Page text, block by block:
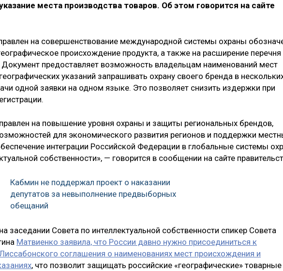
места производства товаров. Об этом говорится на сайте
на совершенствование международной системы охраны
происхождение продукта, а также на расширение перечня
предоставляет возможность владельцам наименований мест
указаний запрашивать охрану своего бренда в
одной заявки на одном языке. Это позволяет снизить издержки при
на повышение уровня охраны и защиты региональных брендов,
для экономического развития регионов и поддержки
интеграции Российской Федерации в глобальные системы
собственности», — говорится в сообщении на сайте
Кабмин не поддержал проект о наказании
депутатов за невыполнение предвыборных
обещаний
заседании Совета по интеллектуальной собственности спикер Совета
Матвиенко заявила, что России давно нужно присоединиться к
соглашения о наименованиях мест происхождения и
, что позволит защищать российские «географические» товарные